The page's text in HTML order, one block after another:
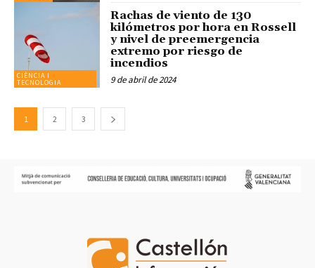
CIÈNCIA I
TECNOLOGIA
Rachas de viento de 130
kilómetros por hora en Rossell
y nivel de preemergencia
extremo por riesgo de
incendios
9 de abril de 2024
1 2 3